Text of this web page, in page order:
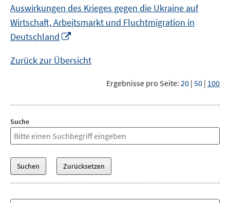
Auswirkungen des Krieges gegen die Ukraine auf
Wirtschaft, Arbeitsmarkt und Fluchtmigration in
Deutschland
Fenster
Zurück zur Übersicht
Ergebnisse pro Seite: 20 | 50 | 100
Suche